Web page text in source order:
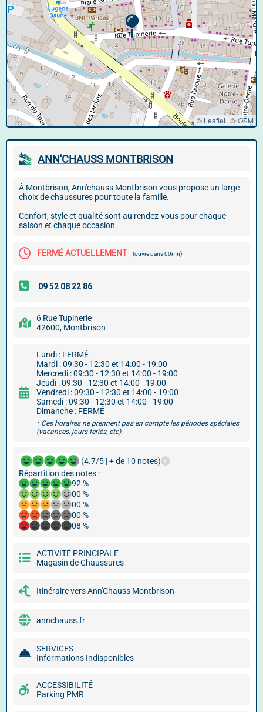
© Leaflet |©OSM
ANN'CHAUSS MONTBRISON
À Montbrison, Ann'chauss Montbrison vous propose un large
choix de chaussures pour toute la famille.
Confort, style et qualité sont au rendez-vous pour chaque
saison et chaque occasion.
FERMÉ ACTUELLEMENT (ouvre dans 00mn)
6 Rue Tupinerie
42600, Montbrison
Lundi : FERMÉ
Mardi : 09:30 - 12:30 et 14:00 - 19:00
Mercredi : 09:30 - 12:30 et 14:00 - 19:00
Jeudi : 09:30 - 12:30 et 14:00 - 19:00
Vendredi : 09:30 - 12:30 et 14:00 - 19:00
Samedi : 09:30 - 12:30 et 14:00 - 19:00
Dimanche : FERMÉ
* Ces horaires ne prennent pas en compte les périodes spéciales
(vacances, jours fériés, etc).
(4.7/5 | + de 10 notes)
Répartition des notes :
92 %
00 %
00 %
00 %
08 %
ACTIVITÉ PRINCIPALE
Magasin de Chaussures
Itinéraire vers Ann'Chauss Montbrison
annchauss.fr
SERVICES
Informations Indisponibles
ACCESSIBILITÉ
Parking PMR